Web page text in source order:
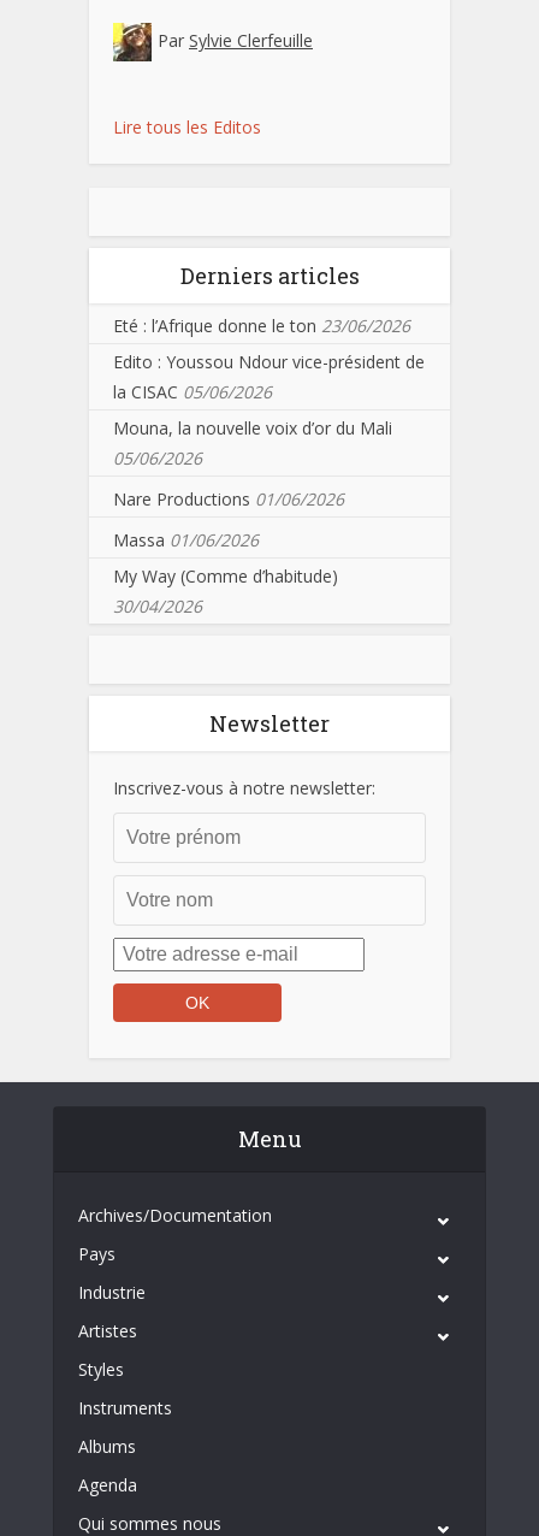
Par Sylvie Clerfeuille
Lire tous les Editos
Derniers articles
Eté : l’Afrique donne le ton 23/06/2026
Edito : Youssou Ndour vice-président de
la CISAC 05/06/2026
Mouna, la nouvelle voix d’or du Mali
05/06/2026
Nare Productions 01/06/2026
Massa 01/06/2026
My Way (Comme d’habitude)
30/04/2026
Newsletter
Inscrivez-vous à notre newsletter:
Menu
Archives/Documentation
Pays
Industrie
Artistes
Styles
Instruments
Albums
Agenda
Qui sommes nous